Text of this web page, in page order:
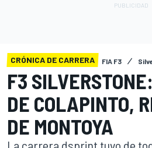
CRÓNICA DE CARRERA FIA F3
F3
DE COLAPINTO,
DE MONTOYA